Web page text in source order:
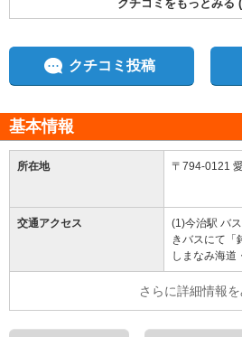
クチコミをもっとみる
クチコミ投稿
基本情報
所在地
〒794-0121
交通アクセス
(1)今治駅 バ
きバスにて「
しまなみ海道
さらに詳細情報を